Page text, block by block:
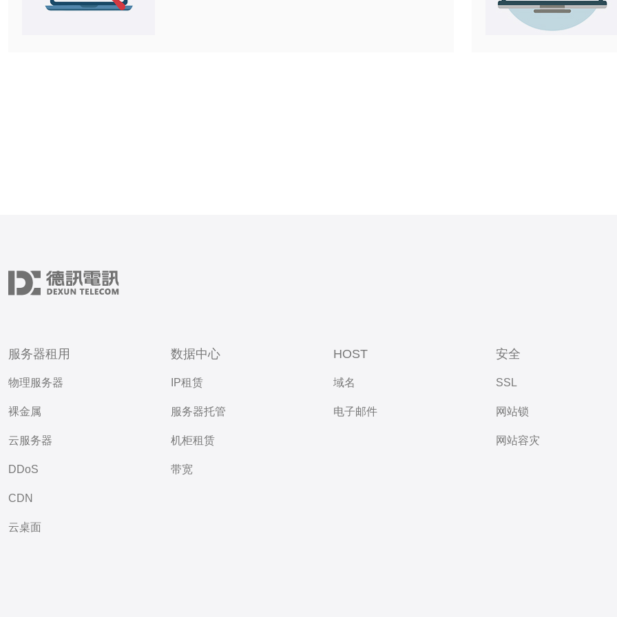
服务器租用
物理服务器
裸金属
云服务器
DDoS
CDN
云桌面
数据中心
IP租赁
服务器托管
机柜租赁
带宽
HOST
域名
电子邮件
安全
SSL
网站锁
网站容灾